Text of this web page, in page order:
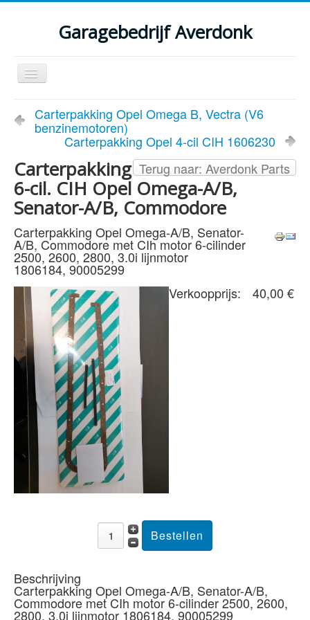
Garagebedrijf Averdonk
Schakelen
navigatie
Welkom
Klassiekers en restauratie verslagen
Diensten
Parts
Occasions
Kenteken gegevens opvragen
Contact
Carterpakking Opel Omega B, Vectra (V6
benzinemotoren)
Carterpakking Opel 4-cil CIH 1606230
Terug naar: Averdonk Parts
Carterpakking
6-cil. CIH Opel Omega-A/B,
Senator-A/B, Commodore
Carterpakking Opel Omega-A/B, Senator-
A/B, Commodore met CIh motor 6-cilinder
2500, 2600, 2800, 3.0i lijnmotor
1806184, 90005299
Verkoopprijs:
40,00 €
Beschrijving
Carterpakking Opel Omega-A/B, Senator-A/B,
Commodore met CIh motor 6-cilinder 2500, 2600,
2800, 3.0i lijnmotor 1806184, 90005299